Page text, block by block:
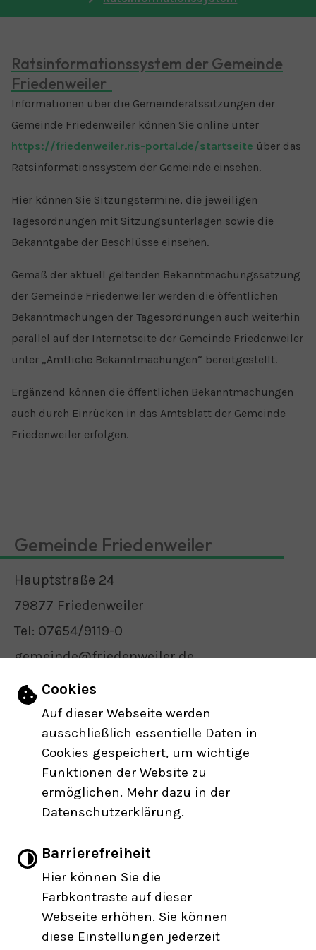
Einstellungen zu Cookies und
Cookies
Auf dieser Webseite werden
ausschließlich essentielle Daten in
Cookies gespeichert, um wichtige
Funktionen der Website zu
ermöglichen. Mehr dazu in der
Datenschutzerklärung.
Barrierefreiheit
Hier können Sie die
Farbkontraste auf dieser
Webseite erhöhen. Sie können
diese Einstellungen jederzeit
Ratsinformationssystem der Gemeinde
Friedenweiler
Informationen über die Gemeinderatssitzungen der
Gemeinde Friedenweiler können Sie online unter
https://friedenweiler.ris-portal.de/startseite über das
Ratsinformationssystem der Gemeinde einsehen.
Hier können Sie Sitzungstermine, die jeweiligen
Tagesordnungen mit Sitzungsunterlagen sowie die
Bekanntgabe der Beschlüsse einsehen.
Gemäß der aktuell geltenden Bekanntmachungssatzung
der Gemeinde Friedenweiler werden die öffentlichen
Bekanntmachungen der Tagesordnungen auch weiterhin
parallel auf der Internetseite der Gemeinde Friedenweiler
unter „Amtliche Bekanntmachungen“ bereitgestellt.
Ergänzend können die öffentlichen Bekanntmachungen
auch durch Einrücken in das Amtsblatt der Gemeinde
Friedenweiler erfolgen.
Gemeinde Friedenweiler
Hauptstraße 24
79877 Friedenweiler
Tel: 07654/9119-0
gemeinde@friedenweiler.de
E-Mail schreiben
Öffnungszeiten
INHALTIMPRESSUM DATENSCHUTZERKLÄRUNG
ERKLÄRUNG ZUR BARRIEREFREIHEIT
Leichte Sprache
Gebärdensprache